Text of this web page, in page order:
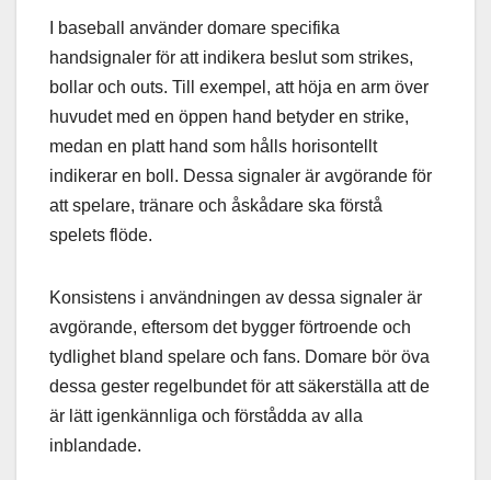
I baseball använder domare specifika
handsignaler för att indikera beslut som strikes,
bollar och outs. Till exempel, att höja en arm över
huvudet med en öppen hand betyder en strike,
medan en platt hand som hålls horisontellt
indikerar en boll. Dessa signaler är avgörande för
att spelare, tränare och åskådare ska förstå
spelets flöde.
Konsistens i användningen av dessa signaler är
avgörande, eftersom det bygger förtroende och
tydlighet bland spelare och fans. Domare bör öva
dessa gester regelbundet för att säkerställa att de
är lätt igenkännliga och förstådda av alla
inblandade.